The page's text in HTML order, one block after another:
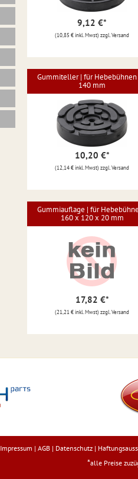
9,12 €*
(10,85 € inkl. Mwst) zzgl. Versand
Gummiteller | für
140 mm
10,20 €*
(12,14 € inkl. Mwst) zzgl. Versand
Gummiauflage | für
160 x 120 x 20 mm
17,82 €*
(21,21 € inkl. Mwst) zzgl. Versand
Impressum | AGB | Datenschutz |
*alle Preise